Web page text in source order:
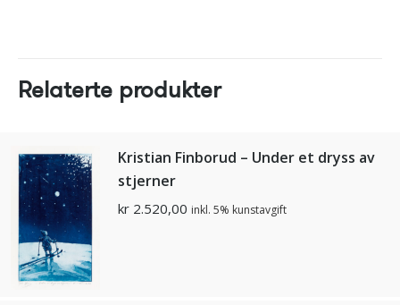
Relaterte produkter
Kristian Finborud – Under et dryss av
stjerner
kr 2.520,00 inkl. 5% kunstavgift